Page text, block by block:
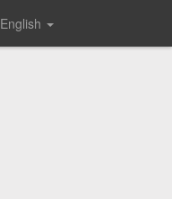
English